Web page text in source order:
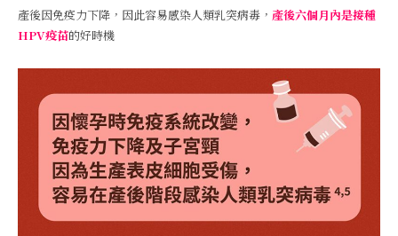
產後因免疫力下降，因此容易感染人類乳突病毒， 產後六個月內是接種
HPV疫苗的好時機